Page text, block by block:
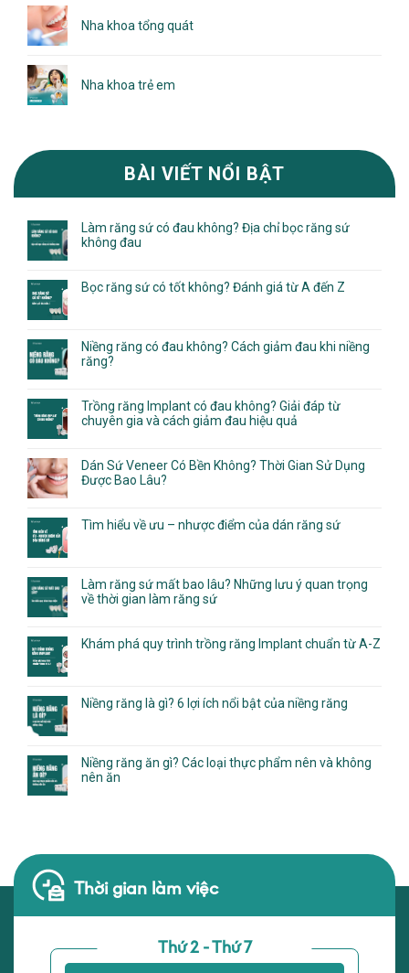
Nha khoa tổng quát
Nha khoa trẻ em
BÀI VIẾT NỔI BẬT
Làm răng sứ có đau không? Địa chỉ bọc răng sứ
không đau
Bọc răng sứ có tốt không? Đánh giá từ A đến Z
Niềng răng có đau không? Cách giảm đau khi niềng
răng?
Trồng răng Implant có đau không? Giải đáp từ
chuyên gia và cách giảm đau hiệu quả
Dán Sứ Veneer Có Bền Không? Thời Gian Sử Dụng
Được Bao Lâu?
Tìm hiểu về ưu – nhược điểm của dán răng sứ
Làm răng sứ mất bao lâu? Những lưu ý quan trọng
về thời gian làm răng sứ
Khám phá quy trình trồng răng Implant chuẩn từ A-Z
Niềng răng là gì? 6 lợi ích nổi bật của niềng răng
Niềng răng ăn gì? Các loại thực phẩm nên và không
nên ăn
Thời gian làm việc
Thứ 2 - Thứ 7